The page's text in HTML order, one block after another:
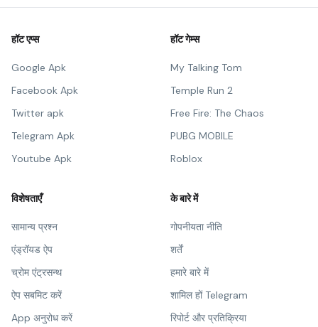
हॉट एप्स
Google Apk
Facebook Apk
Twitter apk
Telegram Apk
Youtube Apk
हॉट गेम्स
My Talking Tom
Temple Run 2
Free Fire: The Chaos
PUBG MOBILE
Roblox
विशेषताएँ
सामान्य प्रश्न
एंड्रॉयड ऐप
च्रोम एंट्रसन्थ
ऐप सबमिट करें
App अनुरोध करें
के बारे में
गोपनीयता नीति
शर्तें
हमारे बारे में
शामिल हों Telegram
रिपोर्ट और प्रतिक्रिया